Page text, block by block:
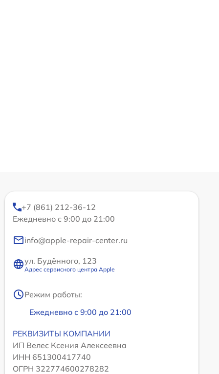
+7 (861) 212-36-12
Ежедневно с 9:00 до 21:00
info@apple-repair-center.ru
ул. Будённого, 123
Адрес сервисного центра Apple
Режим работы:
Ежедневно с 9:00 до 21:00
РЕКВИЗИТЫ КОМПАНИИ
ИП Велес Ксения Алексеевна
ИНН 651300417740
ОГРН 322774600278282